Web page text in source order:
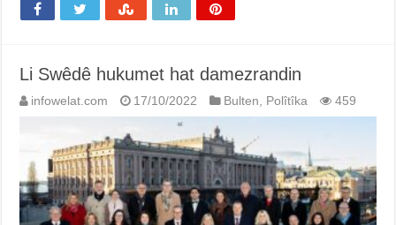
Li Swêdê hukumet hat damezrandin
infowelat.com 17/10/2022 Bulten, Polîtîka 459